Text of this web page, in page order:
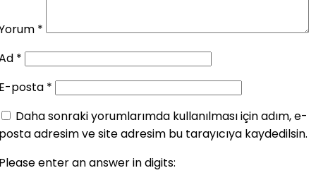
*
*
posta *
Daha sonraki yorumlarımda kullanılması için adım, e-
adresim ve site adresim bu tarayıcıya kaydedilsin.
enter an answer in digits: